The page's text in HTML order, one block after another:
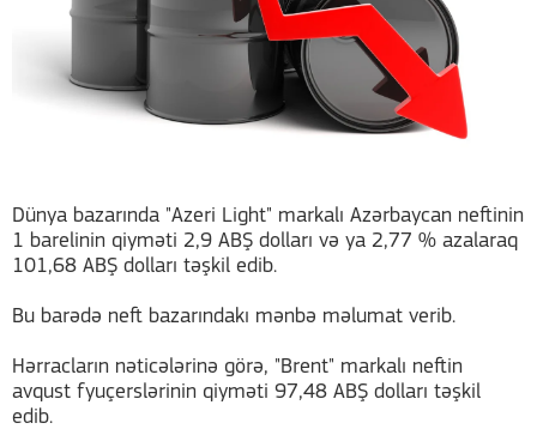
Dünya bazarında "Azeri Light" markalı Azərbaycan neftinin
1 barelinin qiyməti 2,9 ABŞ dolları və ya 2,77 % azalaraq
101,68 ABŞ dolları təşkil edib.
Bu barədə neft bazarındakı mənbə məlumat verib.
Hərracların nəticələrinə görə, "Brent" markalı neftin
avqust fyuçerslərinin qiyməti 97,48 ABŞ dolları təşkil
edib.